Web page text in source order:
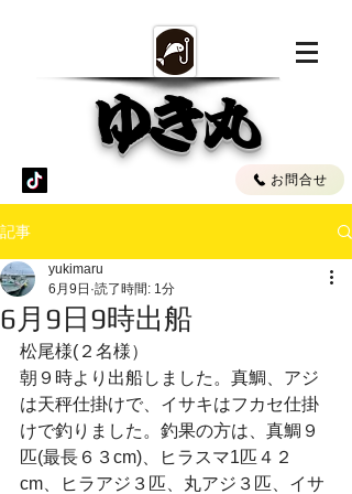
ゆき丸
お問合せ
記事
6月9日9時出船
yukimaru
6月9日 読了時間: 1分
松尾様(２名様）
朝９時より出船しました。真鯛、アジ
は天秤仕掛けで、イサキはフカセ仕掛
けで釣りました。釣果の方は、真鯛９
匹(最長６３cm)、ヒラスマ1匹４２
cm、ヒラアジ３匹、丸アジ３匹、イサ